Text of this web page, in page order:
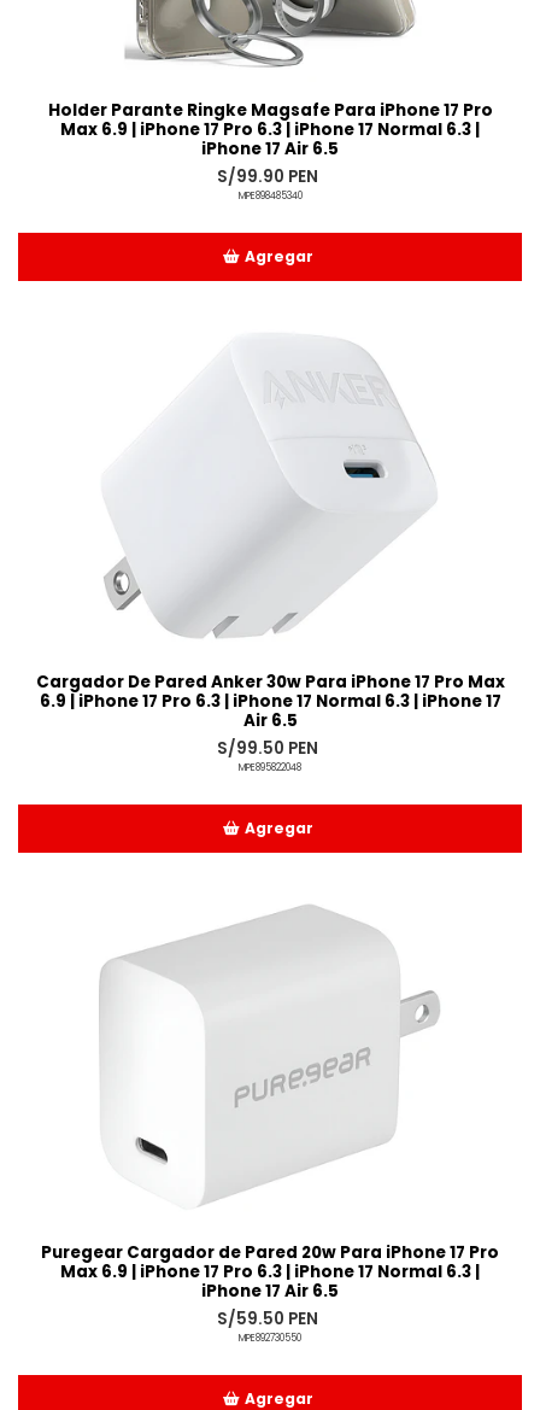
Holder Parante Ringke Magsafe Para iPhone 17 Pro
Max 6.9 | iPhone 17 Pro 6.3 | iPhone 17 Normal 6.3 |
iPhone 17 Air 6.5
S/99.90 PEN
MPE898485340
Agregar
Cargador De Pared Anker 30w Para iPhone 17 Pro Max
6.9 | iPhone 17 Pro 6.3 | iPhone 17 Normal 6.3 | iPhone 17
Air 6.5
S/99.50 PEN
MPE895822048
Agregar
Puregear Cargador de Pared 20w Para iPhone 17 Pro
Max 6.9 | iPhone 17 Pro 6.3 | iPhone 17 Normal 6.3 |
iPhone 17 Air 6.5
S/59.50 PEN
MPE892730550
Agregar